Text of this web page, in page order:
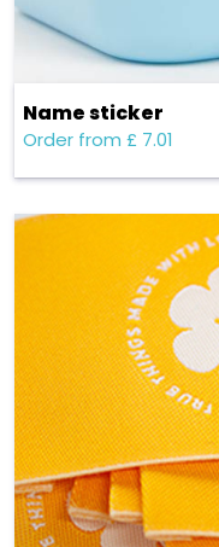
Name sticker
Order from £ 7.01